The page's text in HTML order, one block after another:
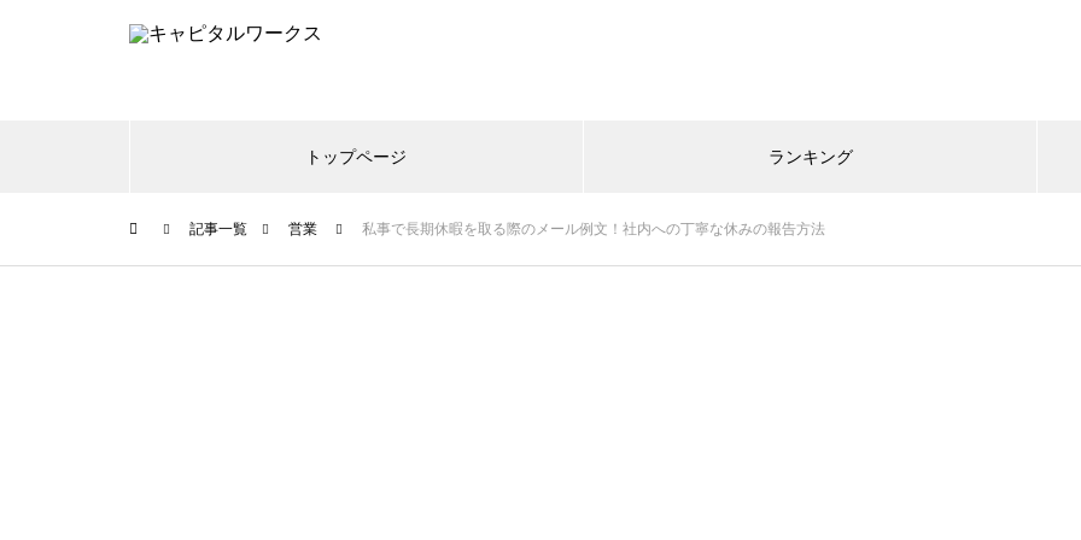
トップページ ランキング
記事一覧 営業 私事で長期休暇を取る際のメール例文！社内への丁寧な休みの報告方法